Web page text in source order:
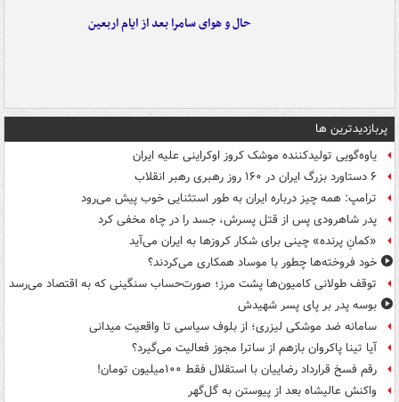
حال و هوای سامرا بعد از ایام اربعین
پربازدیدترین ها
یاوه‌گویی تولیدکننده موشک کروز اوکراینی علیه ایران
۶ دستاورد بزرگ ایران در ۱۶۰ روز رهبری رهبر انقلاب
ترامپ: همه چیز درباره ایران به طور استثنایی خوب پیش می‌رود
پدر شاهرودی پس از قتل پسرش، جسد را در چاه مخفی کرد
«کمانِ پرنده» چینی برای شکار کروزها به ایران می‌آید
خود فروخته‌ها چطور با موساد همکاری می‌کردند؟
توقف طولانی کامیون‌ها پشت مرز؛ صورت‌حساب سنگینی که به اقتصاد می‌رسد
بوسه‌ پدر بر پای پسر شهیدش
سامانه ضد موشکی لیزری؛ از بلوف سیاسی تا واقعیت میدانی
آیا تینا پاکروان بازهم از ساترا مجوز فعالیت می‌گیرد؟
رقم فسخ قرارداد رضاییان با استقلال فقط ۱۰۰میلیون تومان!
واکنش عالیشاه بعد از پیوستن به گل‌گهر